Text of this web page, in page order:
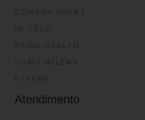
CONVOY SPORT
IN-TECH
PRIME HEALTH
CHRIS HELENA
ETERNY
Atendimento